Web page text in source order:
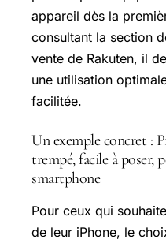
appareil dès la
consultant la section
vente de Rakuten, il
une utilisation
facilitée.
Un exemple concret :
trempé, facile à poser,
smartphone
Pour ceux qui
de leur iPhone, le